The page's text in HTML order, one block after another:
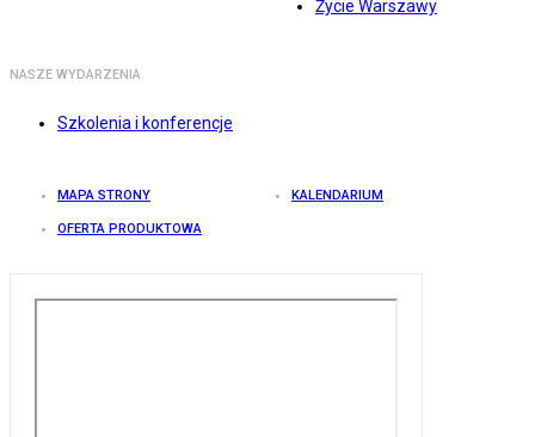
Życie Warszawy
NASZE WYDARZENIA
Szkolenia i konferencje
MAPA STRONY KALENDARIUM
OFERTA PRODUKTOWA